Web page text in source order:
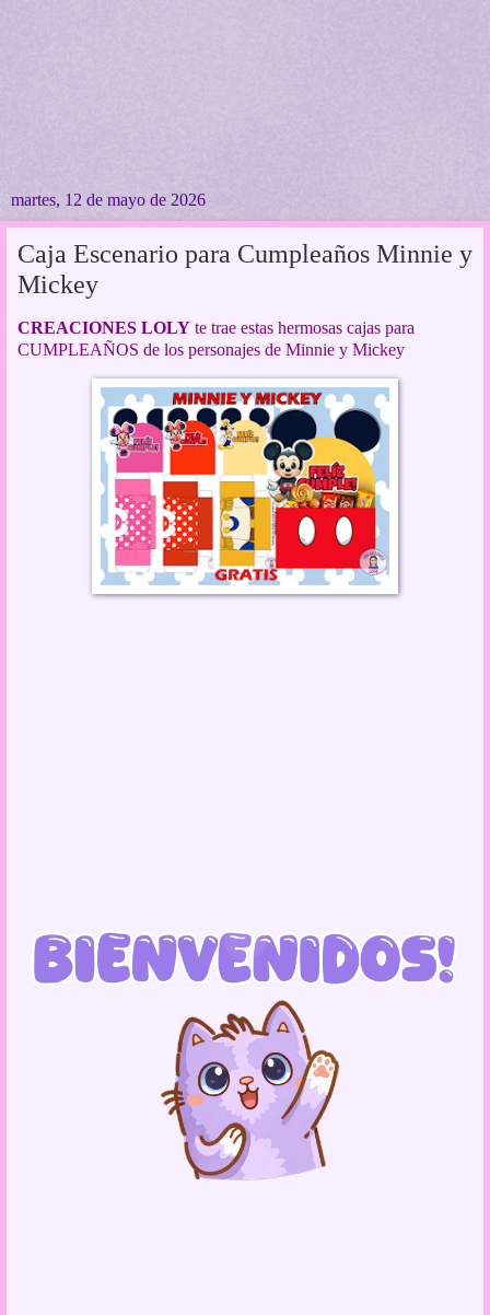
martes, 12 de mayo de 2026
Caja Escenario para Cumpleaños Minnie y
Mickey
CREACIONES LOLY te trae estas hermosas cajas para
CUMPLEAÑOS de los personajes de Minnie y Mickey